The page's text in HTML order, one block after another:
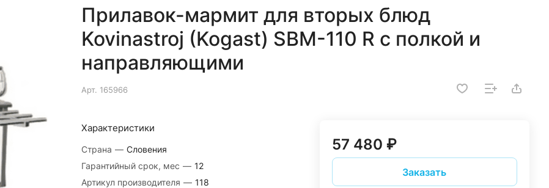
Прилавок-мармит для вторых блюд
Kovinastroj (Kogast) SBM-110 R с полкой и
направляющими
Арт. 165966
Характеристики
Страна — Словения
Гарантийный срок, мес — 12
Артикул производителя — 118
57 480 ₽
Заказать